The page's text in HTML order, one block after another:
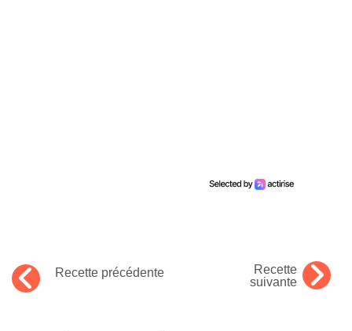
Recette précédente
Recette
suivante